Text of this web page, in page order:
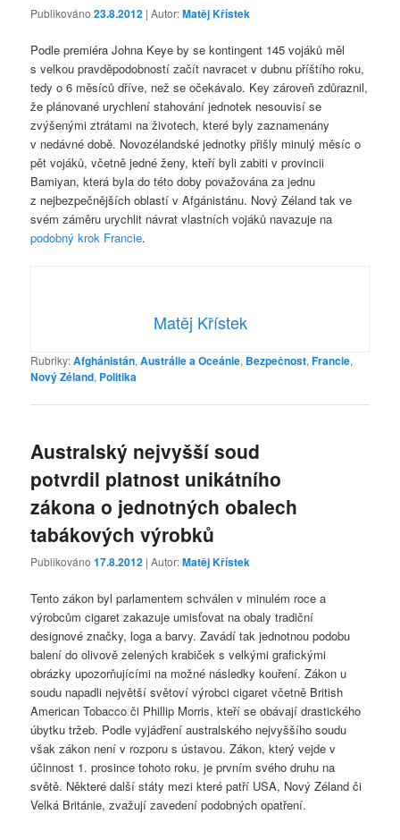
Publikováno23.8.2012 | Autor:Matěj Křístek
Podle premiéra Johna Keye by se kontingent 145 vojáků měl
s velkou pravděpodobností začít navracet v dubnu příštího roku,
tedy o 6 měsíců dříve, než se očekávalo. Key zároveň zdůraznil,
že plánované urychlení stahování jednotek nesouvisí se
zvýšenými ztrátami na životech, které byly zaznamenány
v nedávné době. Novozélandské jednotky přišly minulý měsíc o
pět vojáků, včetně jedné ženy, kteří byli zabiti v provincii
Bamiyan, která byla do této doby považována za jednu
z nejbezpečnějších oblastí v Afgánistánu. Nový Zéland tak ve
svém záměru urychlit návrat vlastních vojáků navazuje na
podobný krok Francie.
Matěj Křístek
Rubriky:Afghánistán,Austrálie a Oceánie, Bezpečnost,Francie,
Nový Zéland, Politika
Australský nejvyšší soud
potvrdil platnost unikátního
zákona o jednotných obalech
tabákových výrobků
Publikováno17.8.2012 | Autor:Matěj Křístek
Tento zákon byl parlamentem schválen v minulém roce a
výrobcům cigaret zakazuje umisťovat na obaly tradiční
designové značky, loga a barvy. Zavádí tak jednotnou podobu
balení do olivově zelených krabiček s velkými grafickými
obrázky upozorňujícími na možné následky kouření. Zákon u
soudu napadli největší světoví výrobci cigaret včetně British
American Tobacco či Phillip Morris, kteří se obávají drastického
úbytku tržeb. Podle vyjádření australského nejvyššího soudu
však zákon není v rozporu s ústavou. Zákon, který vejde v
účinnost 1. prosince tohoto roku, je prvním svého druhu na
světě. Některé další státy mezi které patří USA, Nový Zéland či
Velká Británie, zvažují zavedení podobných opatření.